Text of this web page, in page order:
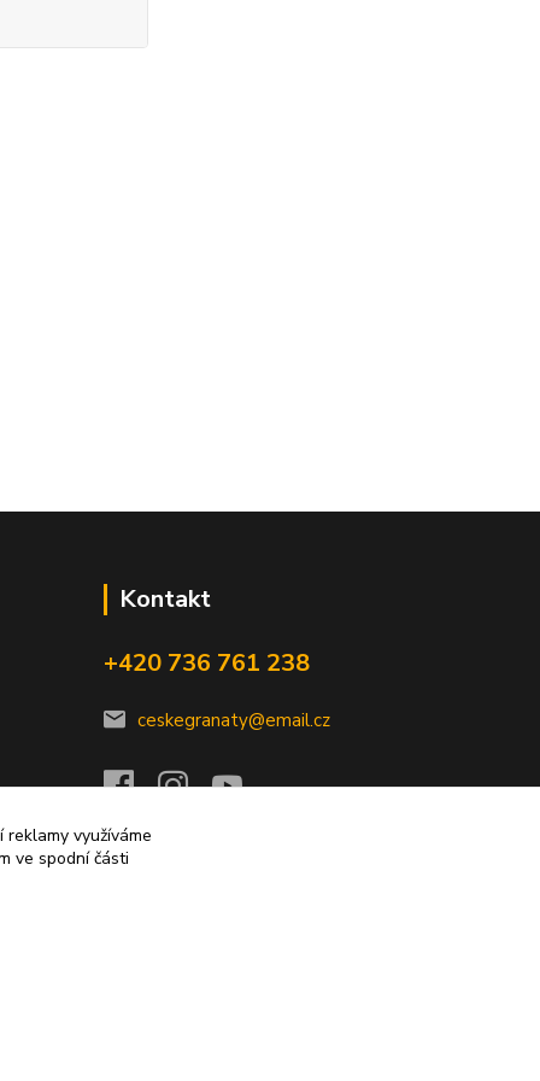
Kontakt
+420 736 761 238
ceskegranaty@email.cz
využíváme
ve spodní části